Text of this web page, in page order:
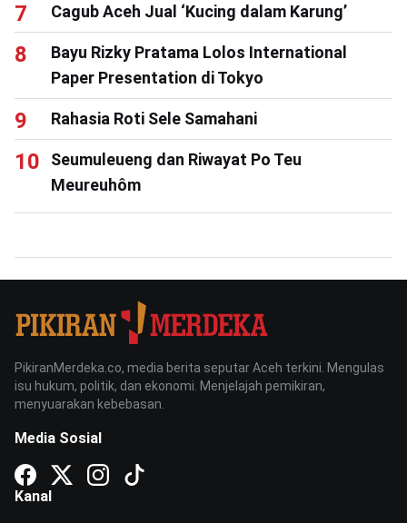
Cagub Aceh Jual ‘Kucing dalam Karung’
Bayu Rizky Pratama Lolos International
Paper Presentation di Tokyo
Rahasia Roti Sele Samahani
Seumuleueng dan Riwayat Po Teu
Meureuhôm
PikiranMerdeka.co, media berita seputar Aceh terkini. Mengulas
isu hukum, politik, dan ekonomi. Menjelajah pemikiran,
menyuarakan kebebasan.
Media Sosial
Kanal